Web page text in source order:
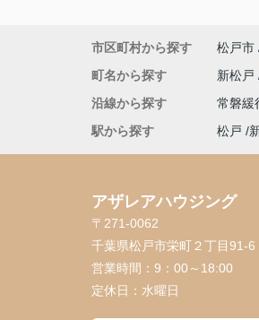
市区町村から探す 松戸市
町名から探す
新松戸
沿線から探す
常磐緩
駅から探す
松戸
アザレアハウジング
〒271-0062
千葉県松戸市栄町２丁目91-6
営業時間： 9：00～18:00
定休日： 水曜日